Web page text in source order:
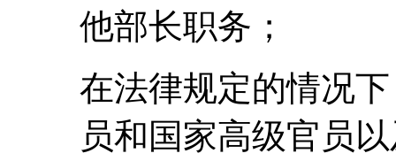
他部长职务；
在法律规定的情况
员和国家高级官员